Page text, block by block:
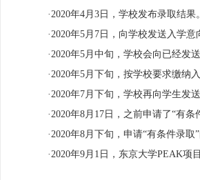
·2020年4月3日，学校发布录取结果。
·2020年5月7日，向学校发送入学
·2020年5月中旬，学校会向已经发
·2020年5月下旬，按学校要求缴纳
·2020年7月下旬，学校再向学生发
·2020年8月17日，之前申请了“有
·2020年8月下旬，申请“有条件录
·2020年9月1日，东京大学PEAK项